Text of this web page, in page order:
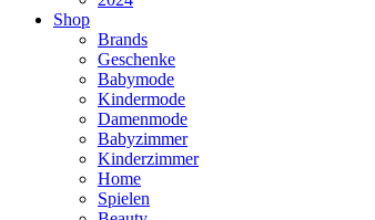
Shop
Brands
Geschenke
Babymode
Kindermode
Damenmode
Babyzimmer
Kinderzimmer
Home
Spielen